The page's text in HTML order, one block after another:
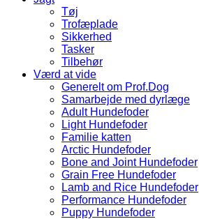
Tøj
Trofæplade
Sikkerhed
Tasker
Tilbehør
Værd at vide
Generelt om Prof.Dog
Samarbejde med dyrlæge
Adult Hundefoder
Light Hundefoder
Familie katten
Arctic Hundefoder
Bone and Joint Hundefoder
Grain Free Hundefoder
Lamb and Rice Hundefoder
Performance Hundefoder
Puppy Hundefoder